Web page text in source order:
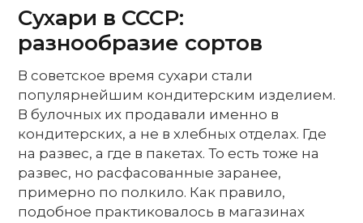
Сухари в СССР:
разнообразие сортов
В советское время сухари стали
популярнейшим кондитерским изделием.
В булочных их продавали именно в
кондитерских, а не в хлебных отделах. Где
на развес, а где в пакетах. То есть тоже на
развес, но расфасованные заранее,
примерно по полкило. Как правило,
подобное практиковалось в магазинах